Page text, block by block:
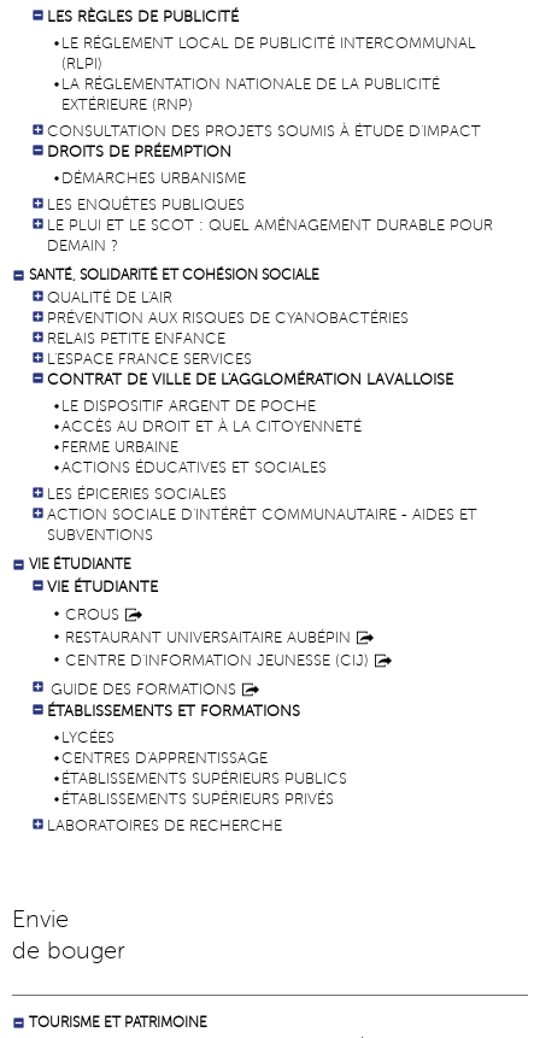
LES RÈGLES DE PUBLICITÉ
LE RÉGLEMENT LOCAL DE PUBLICITÉ INTERCOMMUNAL
(RLPI)
LA RÉGLEMENTATION NATIONALE DE LA PUBLICITÉ
EXTÉRIEURE (RNP)
CONSULTATION DES PROJETS SOUMIS À ÉTUDE D'IMPACT
DROITS DE PRÉEMPTION
DÉMARCHES URBANISME
LES ENQUÊTES PUBLIQUES
LE PLUI ET LE SCOT : QUEL AMÉNAGEMENT DURABLE POUR
DEMAIN ?
SANTÉ, SOLIDARITÉ ET COHÉSION SOCIALE
QUALITÉ DE L'AIR
PRÉVENTION AUX RISQUES DE CYANOBACTÉRIES
RELAIS PETITE ENFANCE
L'ESPACE FRANCE SERVICES
CONTRAT DE VILLE DE L'AGGLOMÉRATION LAVALLOISE
LE DISPOSITIF ARGENT DE POCHE
ACCÈS AU DROIT ET À LA CITOYENNETÉ
FERME URBAINE
ACTIONS ÉDUCATIVES ET SOCIALES
LES ÉPICERIES SOCIALES
ACTION SOCIALE D'INTÉRÊT COMMUNAUTAIRE - AIDES ET
SUBVENTIONS
VIE ÉTUDIANTE
VIE ÉTUDIANTE
CROUS
RESTAURANT UNIVERSAITAIRE AUBÉPIN
CENTRE D'INFORMATION JEUNESSE (CIJ)
GUIDE DES FORMATIONS
ÉTABLISSEMENTS ET FORMATIONS
LYCÉES
CENTRES D'APPRENTISSAGE
ÉTABLISSEMENTS SUPÉRIEURS PUBLICS
ÉTABLISSEMENTS SUPÉRIEURS PRIVÉS
LABORATOIRES DE RECHERCHE
Envie
de bouger
TOURISME ET PATRIMOINE